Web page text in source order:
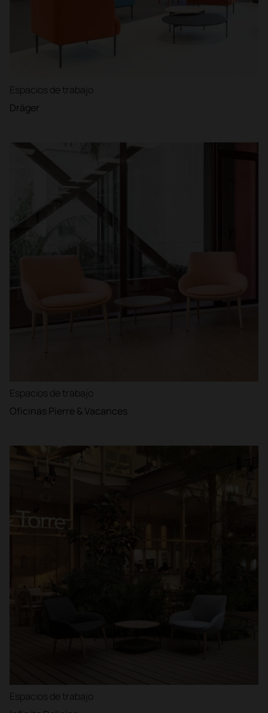
Espacios de trabajo
Dräger
Espacios de trabajo
Oficinas Pierre & Vacances
Espacios de trabajo